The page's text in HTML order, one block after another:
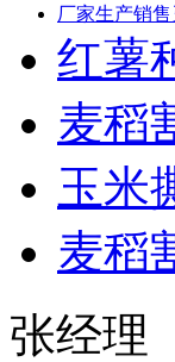
厂家生产销
红薯
麦稻
玉米
麦稻
张经理